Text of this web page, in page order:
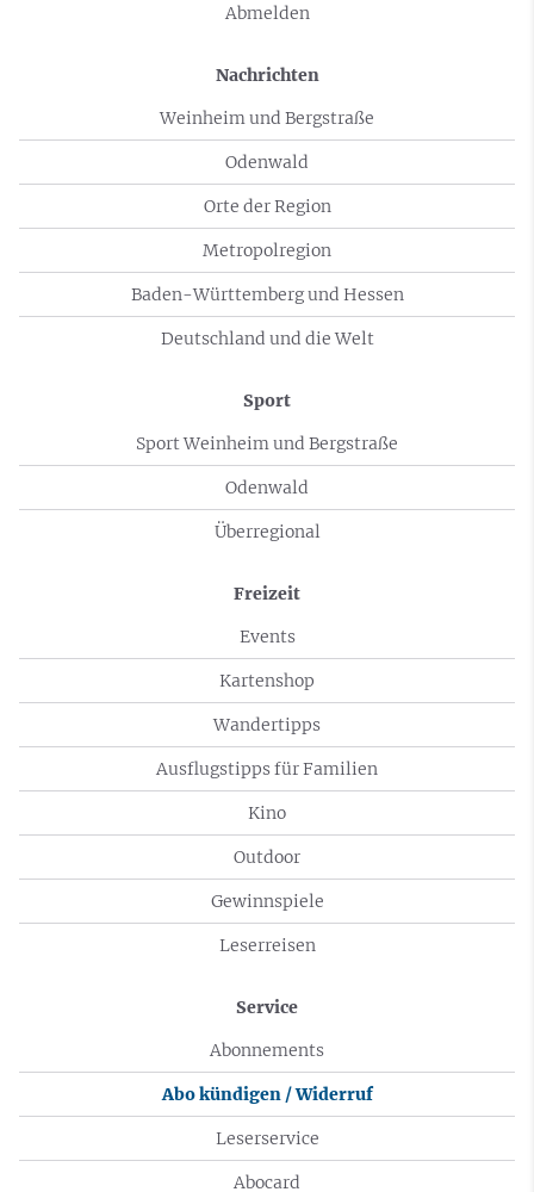
Abmelden
Nachrichten
Weinheim und Bergstraße
Odenwald
Orte der Region
Metropolregion
Baden-Württemberg und Hessen
Deutschland und die Welt
Sport
Sport Weinheim und Bergstraße
Odenwald
Überregional
Freizeit
Events
Kartenshop
Wandertipps
Ausflugstipps für Familien
Kino
Outdoor
Gewinnspiele
Leserreisen
Service
Abonnements
Abo kündigen / Widerruf
Leserservice
Abocard